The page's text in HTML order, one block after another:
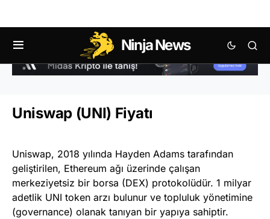
Ninja News
Uniswap (UNI) Fiyatı
Uniswap, 2018 yılında Hayden Adams tarafından
geliştirilen, Ethereum ağı üzerinde çalışan
merkeziyetsiz bir borsa (DEX) protokolüdür. 1 milyar
adetlik UNI token arzı bulunur ve topluluk yönetimine
(governance) olanak tanıyan bir yapıya sahiptir.